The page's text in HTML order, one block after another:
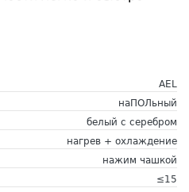
AEL
наПОЛьный
белый с серебром
нагрев + охлаждение
нажим чашкой
≤15